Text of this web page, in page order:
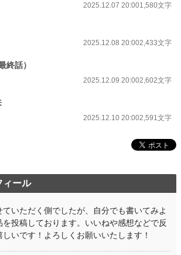
2025.12.07 20:001,580文字
2025.12.08 20:002,433文字
話）
2025.12.09 20:002,602文字
2025.12.10 20:002,591文字
ィール
いただく側でしたが、自分でも書いてみよ
を投稿しております。いいねや感想などで反
いです！よろしくお願いいたします！